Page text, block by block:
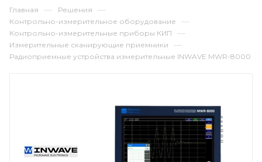
Главная — Решения —
Контрольно-измерительное оборудование —
Контрольно-измерительные приборы КИП —
Измерительные сканирующие приемники —
Радиоприемные устройства измерительные INWAVE MWR-8000